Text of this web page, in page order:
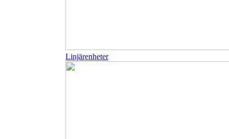
Linjärenheter